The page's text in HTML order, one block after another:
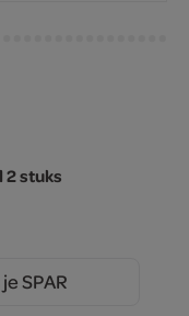
2 stuks
SPAR